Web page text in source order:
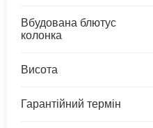
Вбудована блютус
колонка
Висота
Гарантійний термін